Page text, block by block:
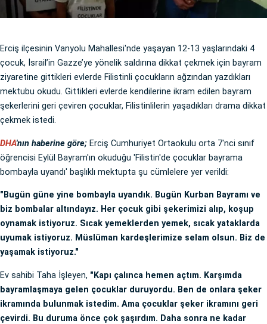
Erciş ilçesinin Vanyolu Mahallesi'nde yaşayan 12-13 yaşlarındaki 4
çocuk, İsrail’in Gazze’ye yönelik saldırına dikkat çekmek için bayram
ziyaretine gittikleri evlerde Filistinli çocukların ağzından yazdıkları
mektubu okudu. Gittikleri evlerde kendilerine ikram edilen bayram
şekerlerini geri çeviren çocuklar, Filistinlilerin yaşadıkları drama dikkat
çekmek istedi.
DHA'nın haberine göre; Erciş Cumhuriyet Ortaokulu orta 7'nci sınıf
öğrencisi Eylül Bayram'ın okuduğu 'Filistin'de çocuklar bayrama
bombayla uyandı' başlıklı mektupta şu cümlelere yer verildi:
"Bugün güne yine bombayla uyandık. Bugün Kurban Bayramı ve
biz bombalar altındayız. Her çocuk gibi şekerimizi alıp, koşup
oynamak istiyoruz. Sıcak yemeklerden yemek, sıcak yataklarda
uyumak istiyoruz. Müslüman kardeşlerimize selam olsun. Biz de
yaşamak istiyoruz."
Ev sahibi Taha İşleyen, "Kapı çalınca hemen açtım. Karşımda
bayramlaşmaya gelen çocuklar duruyordu. Ben de onlara şeker
ikramında bulunmak istedim. Ama çocuklar şeker ikramını geri
çevirdi. Bu duruma önce çok şaşırdım. Daha sonra ne kadar